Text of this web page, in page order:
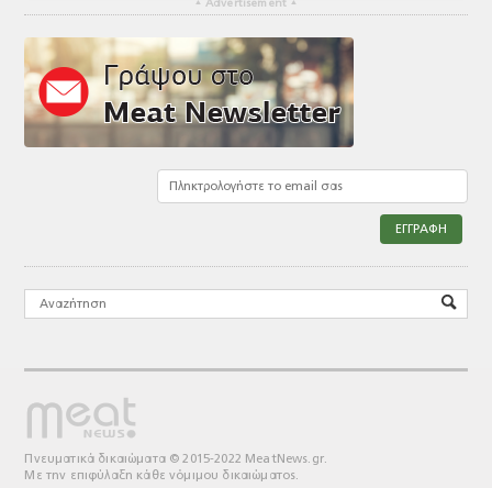
▴ Advertisement ▴
Πνευματικά δικαιώματα © 2015-2022 MeatNews.gr.
Με την επιφύλαξη κάθε νόμιμου δικαιώματος.